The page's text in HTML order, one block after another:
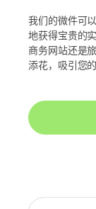
我们的微件可
地获得宝贵的
商务网站还是
添花，吸引您